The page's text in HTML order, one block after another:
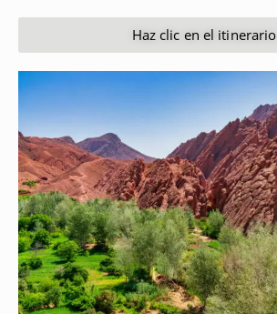
Haz clic en el itinerario